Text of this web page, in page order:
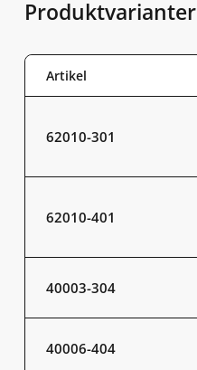
Produktvarianter
Artikel
62010-301
62010-401
40003-304
40006-404